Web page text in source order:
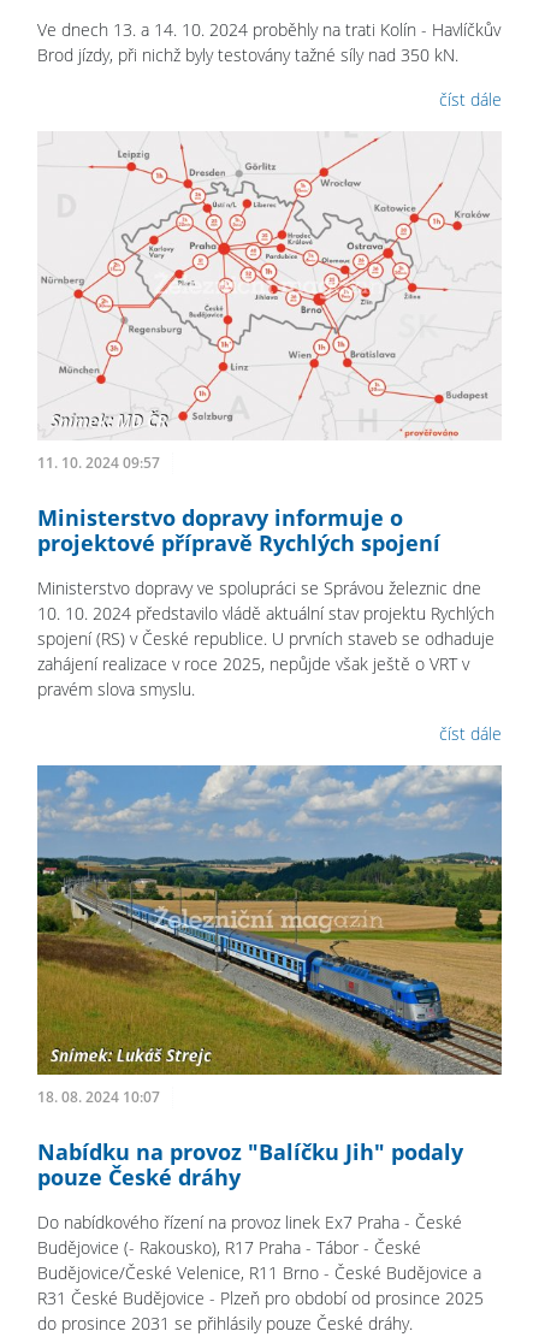
Ve dnech 13. a 14. 10. 2024 proběhly na trati Kolín - Havlíčkův
Brod jízdy, při nichž byly testovány tažné síly nad 350 kN.
číst dále
11. 10. 2024 09:57
Ministerstvo dopravy informuje o
projektové přípravě Rychlých spojení
Ministerstvo dopravy ve spolupráci se Správou železnic dne
10. 10. 2024 představilo vládě aktuální stav projektu Rychlých
spojení (RS) v České republice. U prvních staveb se odhaduje
zahájení realizace v roce 2025, nepůjde však ještě o VRT v
pravém slova smyslu.
číst dále
18. 08. 2024 10:07
Nabídku na provoz "Balíčku Jih" podaly
pouze České dráhy
Do nabídkového řízení na provoz linek Ex7 Praha - České
Budějovice (- Rakousko), R17 Praha - Tábor - České
Budějovice/České Velenice, R11 Brno - České Budějovice a
R31 České Budějovice - Plzeň pro období od prosince 2025
do prosince 2031 se přihlásily pouze České dráhy.